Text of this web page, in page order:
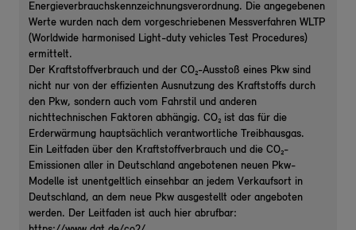
Energieverbrauchskennzeichnungsverordnung. Die angegebenen
Werte wurden nach dem vorgeschriebenen Messverfahren WLTP
(Worldwide harmonised Light-duty vehicles Test Procedures)
ermittelt.
Der Kraftstoffverbrauch und der CO₂-Ausstoß eines Pkw sind
nicht nur von der effizienten Ausnutzung des Kraftstoffs durch
den Pkw, sondern auch vom Fahrstil und anderen
nichttechnischen Faktoren abhängig. CO₂ ist das für die
Erderwärmung hauptsächlich verantwortliche Treibhausgas.
Ein Leitfaden über den Kraftstoffverbrauch und die CO₂-
Emissionen aller in Deutschland angebotenen neuen Pkw-
Modelle ist unentgeltlich einsehbar an jedem Verkaufsort in
Deutschland, an dem neue Pkw ausgestellt oder angeboten
werden. Der Leitfaden ist auch hier abrufbar: